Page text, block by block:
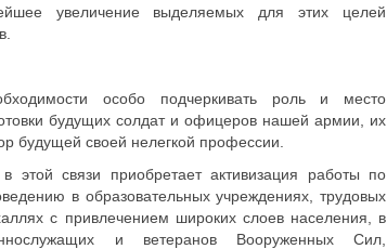
увеличение выделяемых для этих целей
особо подчеркивать роль и место
будущих солдат и офицеров нашей армии, их
будущей своей нелегкой профессии.
этой связи приобретает активизация работы по
в образовательных учреждениях, трудовых
с привлечением широких слоев населения, в
и ветеранов Вооруженных Сил,